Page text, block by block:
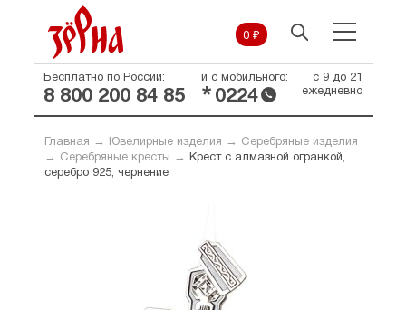
0 ₽
Бесплатно по России:
8 800 200 84 85
и с мобильного:
* 0224
с 9 до 21
ежедневно
Главная → Ювелирные изделия →
Серебряные изделия
→
Серебряные кресты →
Крест с алмазной огранкой,
серебро 925, чернение